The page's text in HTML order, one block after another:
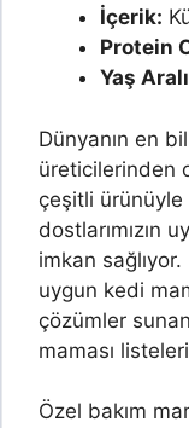
İçerik:
Protein
Yaş
Dünyanın en
üreticilerinden
çeşitli ürünüyle
dostlarımızın
imkan
uygun kedi
çözümler
maması
Özel bakım